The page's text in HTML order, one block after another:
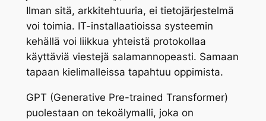
Ilman sitä, arkkitehtuuria, ei tietojärjestelmä
voi toimia. IT-installaatioissa systeemin
kehällä voi liikkua yhteistä protokollaa
käyttäviä viestejä salamannopeasti. Samaan
tapaan kielimalleissa tapahtuu oppimista.
GPT (Generative Pre-trained Transformer)
puolestaan on tekoälymalli, joka on